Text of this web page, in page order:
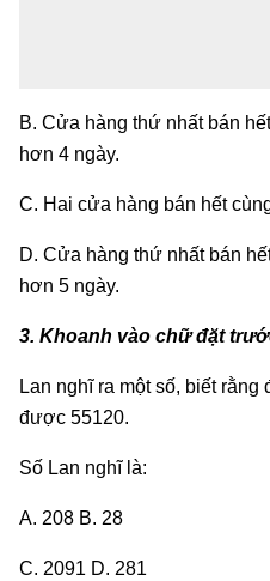
B. Cửa hàng thứ nhất bán
hơn 4 ngày.
C. Hai cửa hàng bán hết
D. Cửa hàng thứ nhất bán
hơn 5 ngày.
3. Khoanh vào chữ đặt
Lan nghĩ ra một số, biết
được 55120.
Số Lan nghĩ là:
A. 208 B. 28
C. 2091 D. 281